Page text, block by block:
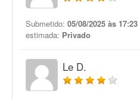
Submetido: 05/08/2025 às 17:23
estimada: Privado
Le D.